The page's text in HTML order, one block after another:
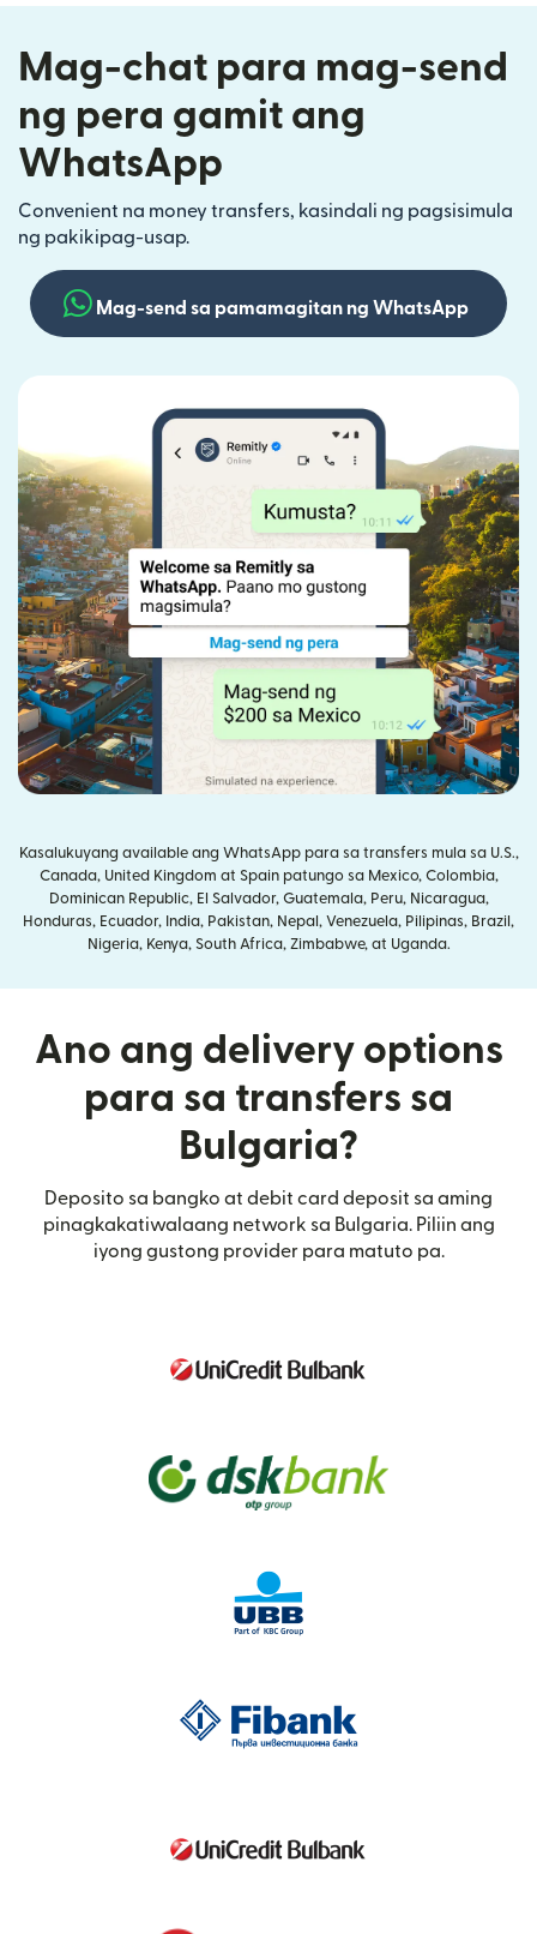
Mag-chat para mag-send
ng pera gamit ang
WhatsApp
Convenient na money transfers, kasindali ng pagsisimula
ng pakikipag-usap.
Mag-send sa pamamagitan ng WhatsApp
Kasalukuyang available ang WhatsApp para sa transfers mula sa U.S.,
Canada, United Kingdom at Spain patungo sa Mexico, Colombia,
Dominican Republic, El Salvador, Guatemala, Peru, Nicaragua,
Honduras, Ecuador, India, Pakistan, Nepal, Venezuela, Pilipinas, Brazil,
Nigeria, Kenya, South Africa, Zimbabwe, at Uganda.
Ano ang delivery options
para sa transfers sa
Bulgaria?
Deposito sa bangko at debit card deposit sa aming
pinagkakatiwalaang network sa Bulgaria. Piliin ang
iyong gustong provider para matuto pa.